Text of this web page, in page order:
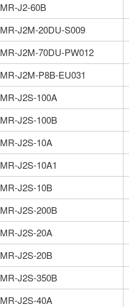
MR-J2-60B
MR-J2M-20DU-S009
MR-J2M-70DU-PW012
MR-J2M-P8B-EU031
MR-J2S-100A
MR-J2S-100B
MR-J2S-10A
MR-J2S-10A1
MR-J2S-10B
MR-J2S-200B
MR-J2S-20A
MR-J2S-20B
MR-J2S-350B
MR-J2S-40A